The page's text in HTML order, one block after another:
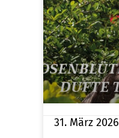
31. März 2026